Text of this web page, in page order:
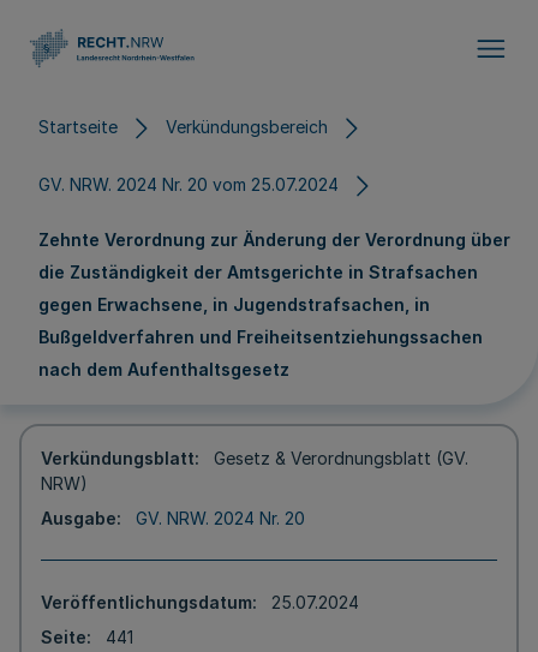
Startseite Verkündungsbereich
GV. NRW. 2024 Nr. 20 vom 25.07.2024
Zehnte Verordnung zur Änderung der Verordnung über
die Zuständigkeit der Amtsgerichte in Strafsachen
gegen Erwachsene, in Jugendstrafsachen, in
Bußgeldverfahren und Freiheitsentziehungssachen
nach dem Aufenthaltsgesetz
Verkündungsblatt
Gesetz & Verordnungsblatt (GV.
NRW)
Ausgabe
GV. NRW. 2024 Nr. 20
Veröffentlichungsdatum
25.07.2024
Seite
441